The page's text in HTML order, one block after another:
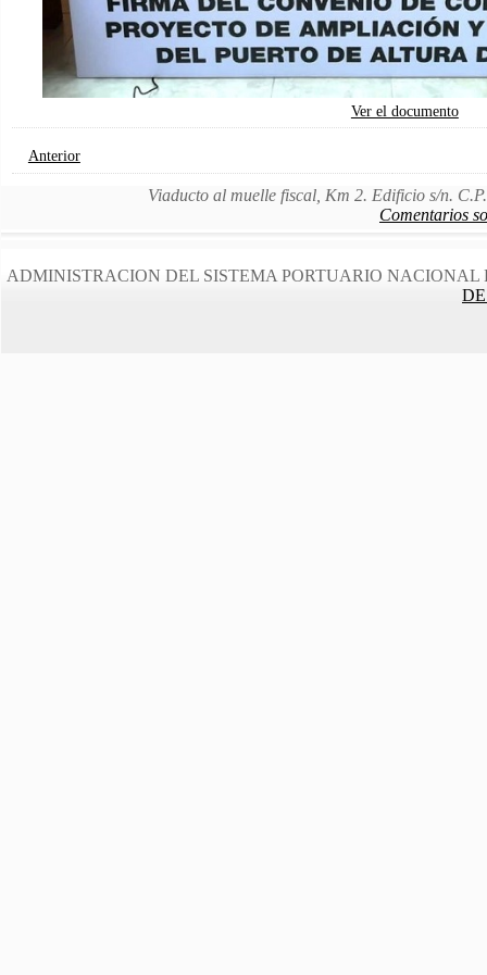
Ver el documento
Anterior
Viaducto al muelle fiscal, Km 2. Edificio s/n.
Comentarios
ADMINISTRACION DEL SISTEMA PORTUARIO NACIONAL